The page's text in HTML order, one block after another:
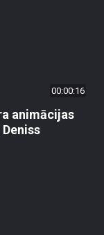
00:00:16
animācijas